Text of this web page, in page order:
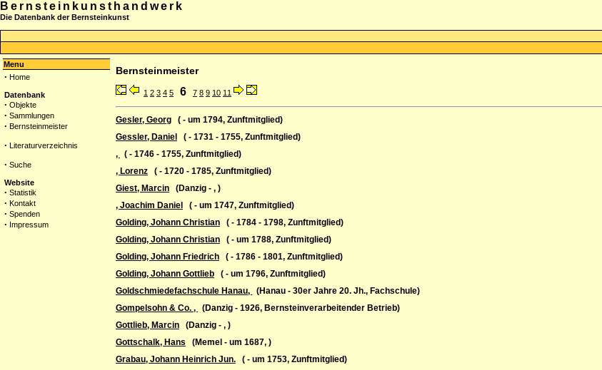
Bernsteinkunsthandwerk
Die Datenbank der Bernsteinkunst
Menu
· Home
Datenbank
· Objekte
· Sammlungen
· Bernsteinmeister
· Literaturverzeichnis
· Suche
Website
· Statistik
· Kontakt
· Spenden
· Impressum
Bernsteinmeister
1 2 3 4 5 6 7 8 9 10 11
Gesler, Georg ( - um 1794, Zunftmitglied)
Gessler, Daniel
( - 1731 - 1755, Zunftmitglied)
,
( - 1746 - 1755, Zunftmitglied)
, Lorenz ( - 1720 - 1785, Zunftmitglied)
Giest, Marcin (Danzig - , )
, Joachim Daniel
( - um 1747, Zunftmitglied)
Golding, Johann Christian ( - 1784 - 1798, Zunftmitglied)
Golding, Johann Christian ( - um 1788, Zunftmitglied)
Golding, Johann Friedrich ( - 1786 - 1801, Zunftmitglied)
Golding, Johann Gottlieb ( - um 1796, Zunftmitglied)
Goldschmiedefachschule Hanau,
(Hanau - 30er Jahre 20. Jh., Fachschule)
Gompelsohn & Co. ,
(Danzig - 1926, Bernsteinverarbeitender Betrieb)
Gottlieb, Marcin (Danzig - , )
Gottschalk, Hans (Memel - um 1687, )
Grabau, Johann Heinrich Jun. ( - um 1753, Zunftmitglied)